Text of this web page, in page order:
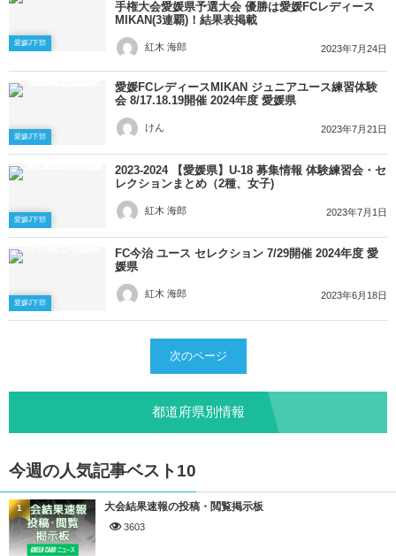
愛媛J下部
手権大会愛媛県予選大会 優勝は愛媛FCレディース
MIKAN(3連覇)！結果表掲載
紅木 海郎 2023年7月24日
愛媛J下部
愛媛FCレディースMIKAN ジュニアユース練習体験
会 8/17.18.19開催 2024年度 愛媛県
けん 2023年7月21日
愛媛J下部
2023-2024 【愛媛県】U-18 募集情報 体験練習会・セ
レクションまとめ（2種、女子)
紅木 海郎 2023年7月1日
愛媛J下部
FC今治 ユース セレクション 7/29開催 2024年度 愛
媛県
紅木 海郎 2023年6月18日
次のページ
都道府県別情報
今週の人気記事ベスト10
大会結果速報の投稿・閲覧掲示板
3603
1